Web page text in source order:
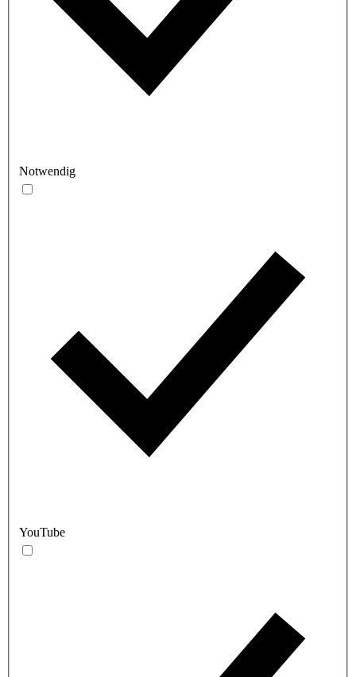
Notwendig
YouTube